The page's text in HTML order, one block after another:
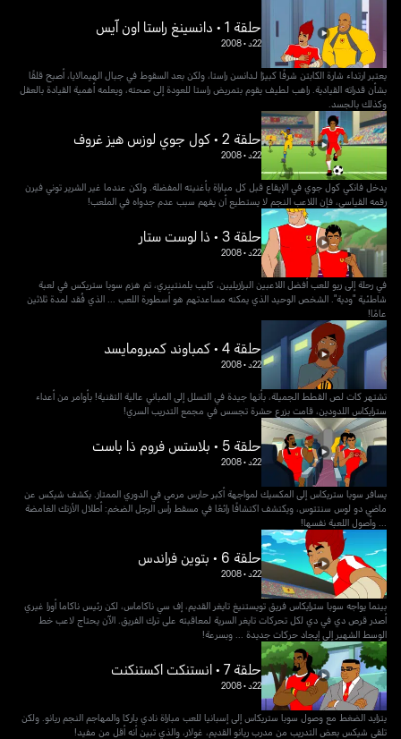
حلقة 1 • دانسينغ راستا اون آيس
22د •
2008
يعتبر ارتداء شارة الكابتن شرفًا كبيرًا لـدانسن راستا، ولكن بعد السقوط في جبال الهيمالايا، أصبح قلقًا
بشأن قدراته القيادية. راهب لطيف يقوم بتمريض راستا للعودة إلى صحته، ويعلمه أهمية القيادة بالعقل
وكذلك بالجسد.
حلقة 2 • كول جوي لوزس هيز غروف
22د •
2008
يدخل فانكي كول جوي في الإيقاع قبل كل مباراة بأغنيته المفضلة. ولكن عندما غير الشرير توني فيرن
رقمه القياسي، فإن اللاعب النجم لا يستطيع أن يفهم سبب عدم جدواه في الملعب!
حلقة 3 • ذا لوست ستار
22د •
2008
في رحلة إلى ريو للعب أفضل اللاعبين البرازيليين، كليب بلمنتييري، تم هزم سوبا ستريكس في لعبة
شاطئية "ودية". الشخص الوحيد الذي يمكنه مساعدتهم هو أسطورة اللعب ... الذي فُقد لمدة ثلاثين
عامًا!
حلقة 4 • كمباوند كمبرومايسد
22د •
2008
تشتهر كات لص القطط الجميلة، بأنها جيدة في التسلل إلى المباني عالية التقنية! بأوامر من أعداء
سترايكاس اللدودين، قامت بزرع حشرة تجسس في مجمع التدريب السري!
حلقة 5 • بلاستس فروم ذا باست
22د •
2008
يسافر سوبا ستريكاس إلى المكسيك لمواجهة أكبر حارس مرمى في الدوري الممتاز. يكشف شيكس عن
ماضي دو لوس سنتتوس، ويكتشف اكتشافًا رائعًا في مسقط رأس الرجل الضخم: أطلال الأزتك الغامضة
... وأصول اللعبة نفسها!
حلقة 6 • بتوين فراندس
22د •
2008
بينما يواجه سوبا سترايكاس فريق تويستنيغ تايغر القديم، إف سي ناكاماس، لكن رئيس ناكاما أورا غيري
أصدر قرص دي في دي لكل تحركات تايغر السرية لمعاقبته على ترك الفريق. الآن يحتاج لاعب خط
الوسط الشهير إلى إيجاد حركات جديدة ... وبسرعة!
حلقة 7 • انستنكت اكستنكنت
22د •
2008
يتزايد الضغط مع وصول سوبا ستريكاس إلى إسبانيا للعب مباراة نادي باركا والمهاجم النجم ريانو. ولكن
تلقى شيكس بعض التدريب من مدرب ريانو القديم، غولار، والذي تبين أنه أقل من مفيد!